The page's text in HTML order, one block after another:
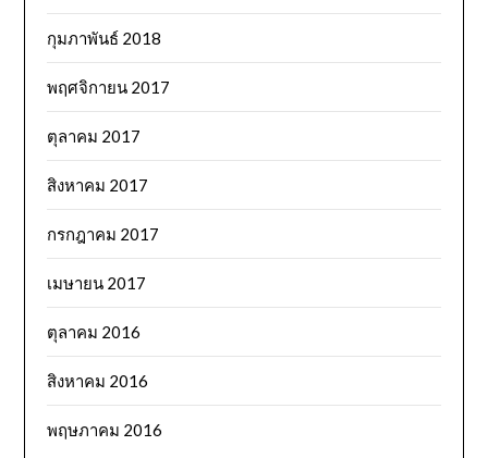
กุมภาพันธ์ 2018
พฤศจิกายน 2017
ตุลาคม 2017
สิงหาคม 2017
กรกฎาคม 2017
เมษายน 2017
ตุลาคม 2016
สิงหาคม 2016
พฤษภาคม 2016